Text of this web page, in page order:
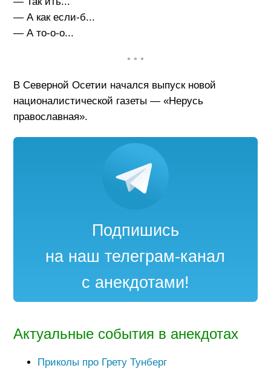
— А как если-б...
— А то-о-о...
• • •
В Северной Осетии начался выпуск новой
националистической газеты — «Нерусь
православная».
Подпишись
на наш телеграм-канал
с анекдотами!
Актуальные события в анекдотах
Приколы про Грету Тунберг